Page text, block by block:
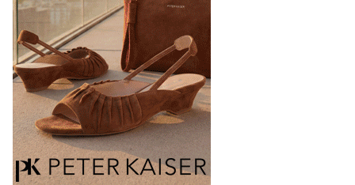
мужских, детских и пляжных зонтов в необычном
дизайнерском исполнении, отличается надёжностью
и высоким качеством…
05.08.2026 496